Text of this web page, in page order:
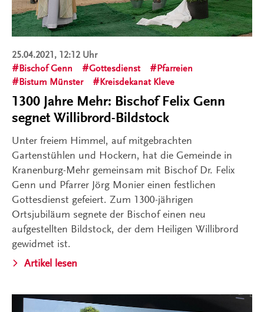
25.04.2021, 12:12 Uhr
Bischof Genn
Gottesdienst
Pfarreien
Bistum Münster
Kreisdekanat Kleve
1300 Jahre Mehr: Bischof Felix Genn
segnet Willibrord-Bildstock
Unter freiem Himmel, auf mitgebrachten
Gartenstühlen und Hockern, hat die Gemeinde in
Kranenburg-Mehr gemeinsam mit Bischof Dr. Felix
Genn und Pfarrer Jörg Monier einen festlichen
Gottesdienst gefeiert. Zum 1300-jährigen
Ortsjubiläum segnete der Bischof einen neu
aufgestellten Bildstock, der dem Heiligen Willibrord
gewidmet ist.
Artikel lesen